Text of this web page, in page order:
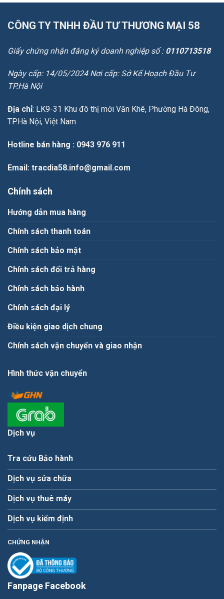
CÔNG TY TNHH ĐẦU TƯ THƯƠNG MẠI 58
Giấy chứng nhận đăng ký doanh nghiệp số : 0110713518
Ngày cấp: 14/05/2024 Nơi cấp: Sở Kế Hoạch Đầu Tư
TP.Hà Nội
Địa chỉ: LK9-31 Khu đô thị mới Văn Khê, Phường Hà Đông,
TP.Hà Nội, Việt Nam
Hotline bán hàng : 0943 976 911
Email: tracdia58.info@gmail.com
Chính sách
Hướng dẫn mua hàng
Chính sách thanh toán
Chính sách bảo mật
Chính sách đổi trả hàng
Chính sách bảo hành
Chính sách đại lý
Điều kiện giao dịch chung
Chính sách vận chuyển và giao nhận
Hình thức vận chuyển
Dịch vụ
Tra cứu Bảo hành
Dịch vụ sửa chữa
Dịch vụ thuê máy
Dịch vụ kiểm định
CHỨNG NHẬN
Fanpage Facebook